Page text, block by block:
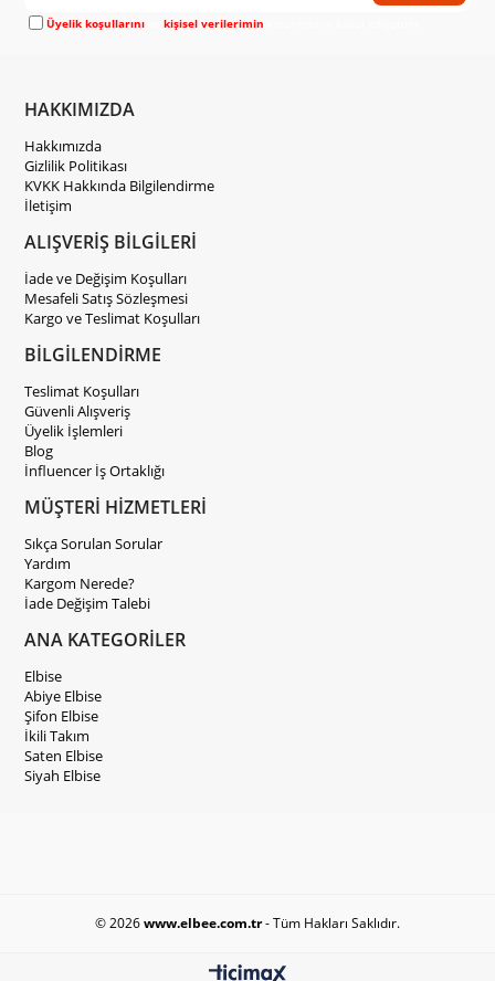
Üyelik koşullarını vekişisel verilerimin
HAKKIMIZDA
Hakkımızda
Gizlilik Politikası
KVKK Hakkında Bilgilendirme
İletişim
ALIŞVERİŞ BİLGİLERİ
İade ve Değişim Koşulları
Mesafeli Satış Sözleşmesi
Kargo ve Teslimat Koşulları
BİLGİLENDİRME
Teslimat Koşulları
Güvenli Alışveriş
Üyelik İşlemleri
Blog
İnfluencer İş Ortaklığı
MÜŞTERİ HİZMETLERİ
Sıkça Sorulan Sorular
Yardım
Kargom Nerede?
İade Değişim Talebi
ANA KATEGORİLER
Elbise
Abiye Elbise
Şifon Elbise
İkili Takım
Saten Elbise
Siyah Elbise
© 2026www.elbee.com.tr- Tüm Hakları Saklıdır.